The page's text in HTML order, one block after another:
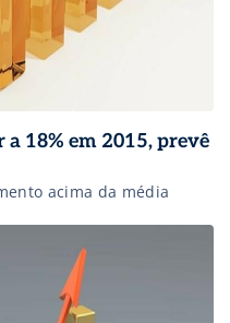
18% em 2015, prevê
acima da média